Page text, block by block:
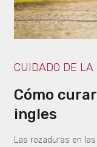
CUIDADO DE LA
Cómo
ingles
Las rozaduras en